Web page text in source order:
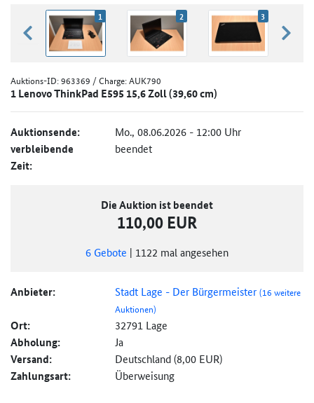
zurück blättern
1 2 3
Auktions-ID:963369 / Charge: AUK790
1 Lenovo ThinkPad E595 15,6 Zoll (39,60 cm)
Auktionsende: Mo., 08.06.2026 - 12:00 Uhr
verbleibende
Zeit:
beendet
Die Auktion ist beendet
110,00 EUR
6 Gebote | 1122 mal angesehen
Anbieter: Stadt Lage - Der Bürgermeister(16 weitere
Auktionen)
Ort: 32791 Lage
Abholung: Ja
Versand: Deutschland (8,00 EUR)
Zahlungsart: Überweisung